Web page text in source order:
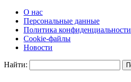
О нас
Персональные данные
Политика конфиденциальности
Cookie-файлы
Новости
Найти: